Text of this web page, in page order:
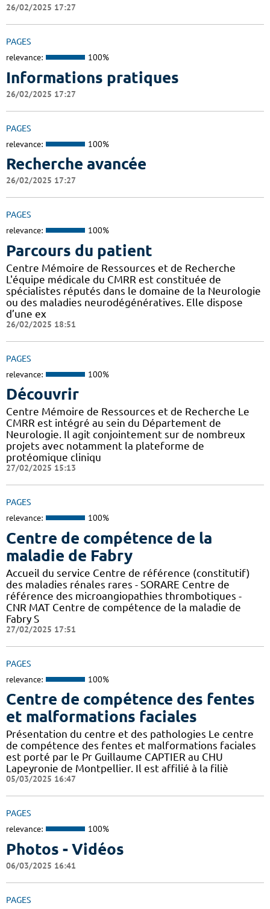
26/02/2025 17:27
PAGES
relevance: 100%
Informations pratiques
26/02/2025 17:27
PAGES
relevance: 100%
Recherche avancée
26/02/2025 17:27
PAGES
relevance: 100%
Parcours du patient
Centre Mémoire de Ressources et de Recherche
L'équipe médicale du CMRR est constituée de
spécialistes réputés dans le domaine de la Neurologie
ou des maladies neurodégénératives. Elle dispose
d’une ex
26/02/2025 18:51
PAGES
relevance: 100%
Découvrir
Centre Mémoire de Ressources et de Recherche Le
CMRR est intégré au sein du Département de
Neurologie. Il agit conjointement sur de nombreux
projets avec notamment la plateforme de
protéomique cliniqu
27/02/2025 15:13
PAGES
relevance: 100%
Centre de compétence de la
maladie de Fabry
Accueil du service Centre de référence (constitutif)
des maladies rénales rares - SORARE Centre de
référence des microangiopathies thrombotiques -
CNR MAT Centre de compétence de la maladie de
Fabry S
27/02/2025 17:51
PAGES
relevance: 100%
Centre de compétence des fentes
et malformations faciales
Présentation du centre et des pathologies Le centre
de compétence des fentes et malformations faciales
est porté par le Pr Guillaume CAPTIER au CHU
Lapeyronie de Montpellier. Il est affilié à la filiè
05/03/2025 16:47
PAGES
relevance: 100%
Photos - Vidéos
06/03/2025 16:41
PAGES